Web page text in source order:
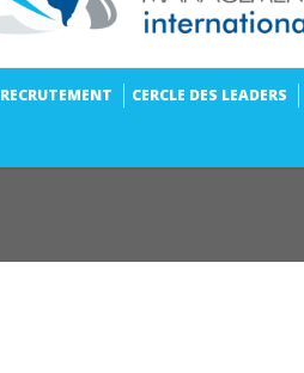
RECRUTEMENT CERCLE DES LEADERS